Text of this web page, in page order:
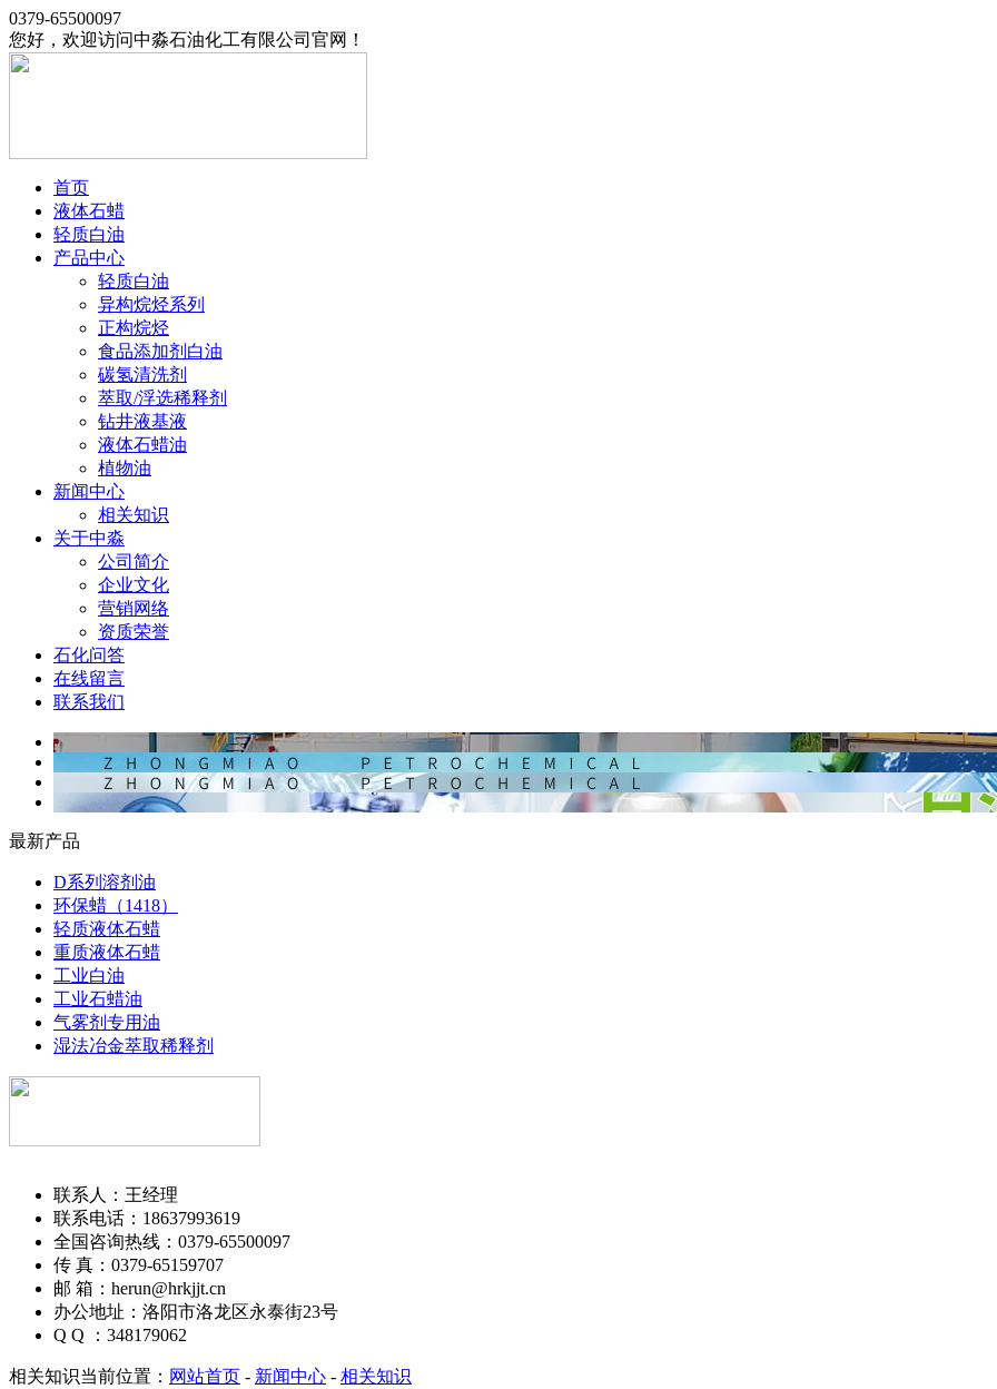
0379-65500097
您好，欢迎访问中淼石油化工有限公司官网！
首页
液体石蜡
轻质白油
产品中心
轻质白油
异构烷烃系列
正构烷烃
食品添加剂白油
碳氢清洗剂
萃取/浮选稀释剂
钻井液基液
液体石蜡油
植物油
新闻中心
相关知识
关于中淼
公司简介
企业文化
营销网络
资质荣誉
石化问答
在线留言
联系我们
最新产品
D系列溶剂油
环保蜡（1418）
轻质液体石蜡
重质液体石蜡
工业白油
工业石蜡油
气雾剂专用油
湿法冶金萃取稀释剂
联系人：王经理
联系电话：18637993619
全国咨询热线：0379-65500097
传 真：0379-65159707
邮 箱：herun@hrkjjt.cn
办公地址：洛阳市洛龙区永泰街23号
Q Q ：348179062
相关知识当前位置： 网站首页 - 新闻中心 - 相关知识